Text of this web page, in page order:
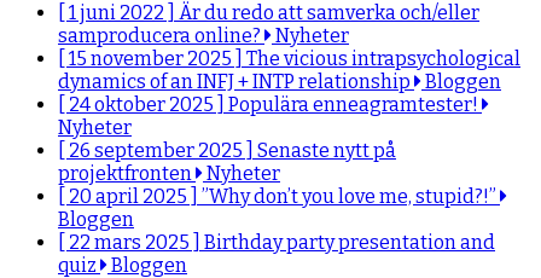
[ 1 juni 2022 ] Är du redo att samverka och/eller
samproducera online?
Nyheter
[ 15 november 2025 ] The vicious intrapsychological
dynamics of an INFJ + INTP relationship
Bloggen
[ 24 oktober 2025 ] Populära enneagramtester!
Nyheter
[ 26 september 2025 ] Senaste nytt på
projektfronten
Nyheter
[ 20 april 2025 ] ”Why don’t you love me, stupid?!”
Bloggen
[ 22 mars 2025 ] Birthday party presentation and
quiz
Bloggen